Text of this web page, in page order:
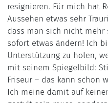
resignieren. Für mich hat
Aussehen etwas sehr
dass man sich nicht mehr
sofort etwas ändern! Ich
Unterstützung zu holen,
mit seinem Spiegelbild:
Friseur – das kann schon
Ich meine damit auf